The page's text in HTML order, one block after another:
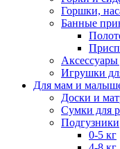
Горшки,
Банные
Игрушки
Для мам и
Доски и
Сумки для
Подгузники
0-5 кг